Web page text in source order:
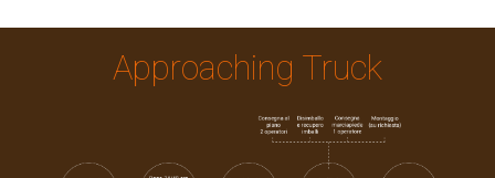
Approaching Truck